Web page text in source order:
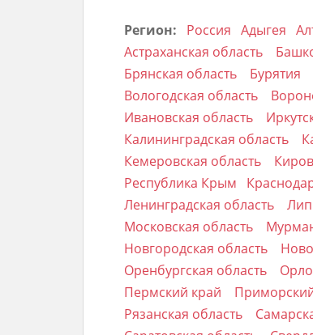
Регион: Россия Адыгея
Астраханская область
Брянская область
Бурятия
Вологодская область
Ивановская область
Калининградская область
Кемеровская область
Республика Крым
Ленинградская область
Московская область
Новгородская область
Оренбургская область
Пермский край
Рязанская область